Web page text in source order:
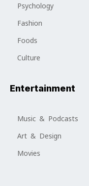
Psychology
Fashion
Foods
Culture
Entertainment
Music & Podcasts
Art & Design
Movies